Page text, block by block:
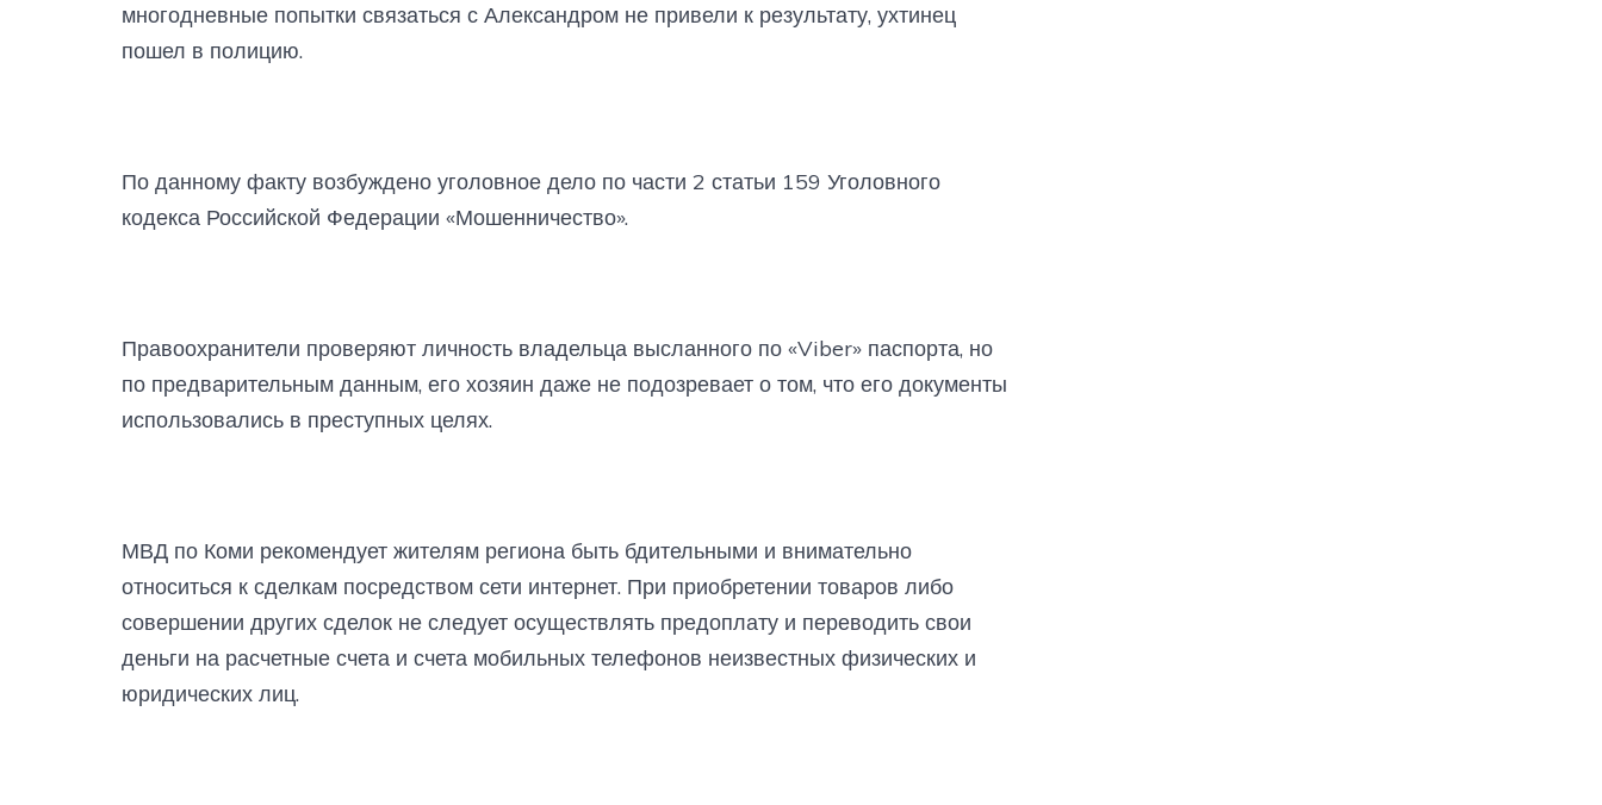
многодневные попытки связаться с Александром не привели к результату, ухтинец
пошел в полицию.
По данному факту возбуждено уголовное дело по части 2 статьи 159 Уголовного
кодекса Российской Федерации «Мошенничество».
Правоохранители проверяют личность владельца высланного по «Viber» паспорта, но
по предварительным данным, его хозяин даже не подозревает о том, что его документы
использовались в преступных целях.
МВД по Коми рекомендует жителям региона быть бдительными и внимательно
относиться к сделкам посредством сети интернет. При приобретении товаров либо
совершении других сделок не следует осуществлять предоплату и переводить свои
деньги на расчетные счета и счета мобильных телефонов неизвестных физических и
юридических лиц.